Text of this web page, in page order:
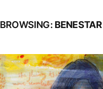
BROWSING: